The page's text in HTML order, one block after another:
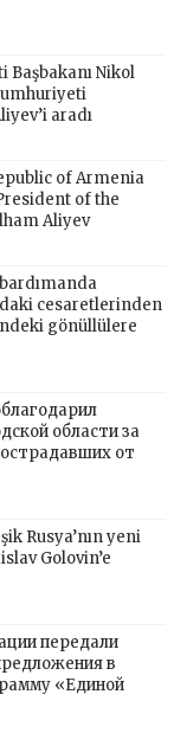
Nikol
aradı
of Armenia
of the
Aliyev
cesaretlerinden
gönüllülere
области за
от
Rusya’nın yeni
Golovin’e
передали
в
«Единой